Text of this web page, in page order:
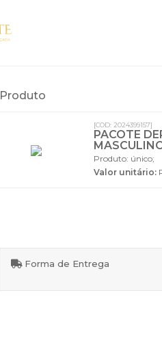
Produto
[COD: 2024399157]
PACOTE
Produto: único;
Valor unitário:
Forma de Entrega